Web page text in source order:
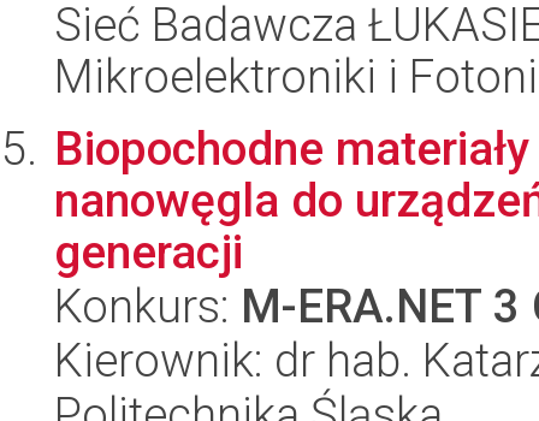
Sieć Badawcza
Mikroelektroniki i
Biopochodne
nanowęgla do
generacji
Konkurs: M-ERA.NET
Kierownik: dr hab.